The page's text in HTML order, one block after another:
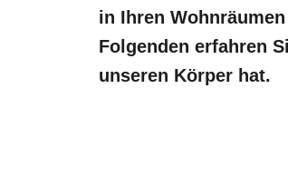
in Ihren
Folgenden erfahren
unseren Körper hat.